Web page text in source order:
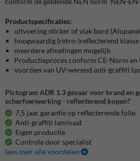
Productspecificaties:
uitvoering sticker of vlak bord
hoogwaardig (retro-)reflecterend klasse
meerdere afmetingen mogelijk
Productieproces conform CE-Norm
voorzien van UV-werend anti-graffiti
Pictogram ADR 1.3 gevaar voor brand en
scherfverwerking - reflecterend kopen?
7,5 jaar garantie op reflecterende folie
Anti-graffiti laminaat
Eigen productie
Controle door specialist
lees over alle voordelen